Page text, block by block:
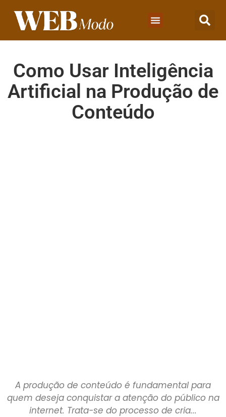
Como Usar Inteligência
Artificial na Produção de
Conteúdo
A produção de conteúdo é fundamental para
quem deseja conquistar a atenção do público na
internet. Trata-se do processo de cria...